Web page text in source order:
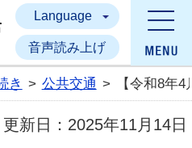
かすみがうら市
Language
音声読み上げ
き > 公共交通 > 【令和8年
更新日： 2025年11月14日